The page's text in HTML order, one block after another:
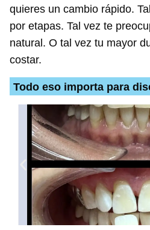
quieres un cambio rápido.
por etapas. Tal vez te
natural. O tal vez tu mayor
costar.
Todo eso importa para